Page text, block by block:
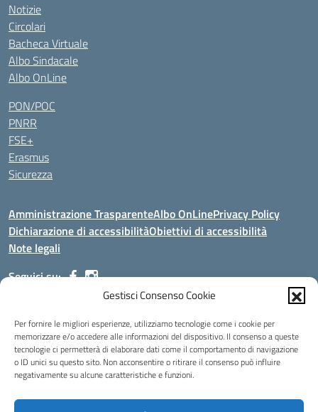
Gestisci Consenso Cookie
Per fornire le migliori esperienze, utilizziamo tecnologie come i cookie per
memorizzare e/o accedere alle informazioni del dispositivo. Il consenso a queste
tecnologie ci permetterà di elaborare dati come il comportamento di navigazione
o ID unici su questo sito. Non acconsentire o ritirare il consenso può influire
negativamente su alcune caratteristiche e funzioni.
Notizie
Circolari
Bacheca Virtuale
Albo Sindacale
Albo OnLine
PON/POC
PNRR
FSE+
Erasmus
Sicurezza
Amministrazione TrasparenteAlbo OnLinePrivacy Policy
Dichiarazione di accessibilitàObiettivi di accessibilità
Note legali
Seguici su:
Indirizzo:Via Malagrida, 3 - 22017 Menaggio (CO)
Centralino:+39 0344.32.539 Email:cois00100g@istruzione.it
Posta elettronica certificata (PEC):cois00100g@pec.istruzione.it
Codice fiscale: 84004690131
Codice Indice delle Pubbliche Amministrazioni (IPA): istsc_cois00100g